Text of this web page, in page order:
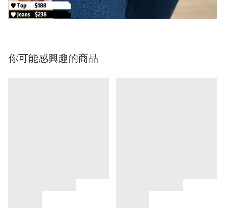
你可能感興趣的商品